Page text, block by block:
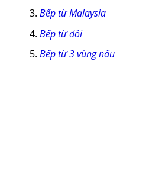
Bếp từ Malaysia
Bếp từ đôi
Bếp từ 3 vùng nấu